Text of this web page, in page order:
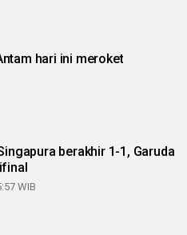
hari ini meroket
berakhir 1-1, Garuda
WIB